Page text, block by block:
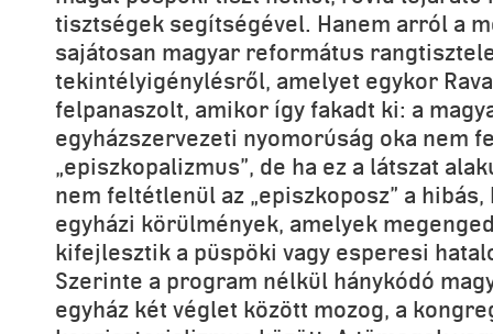
tisztségek segítségével. Hanem arról a
sajátosan magyar református
tekintélyigénylésről, amelyet egykor
felpanaszolt, amikor így fakadt ki: a
egyházszervezeti nyomorúság oka nem
„episzkopalizmus”, de ha ez a látszat
nem feltétlenül az „episzkoposz” a hibás,
egyházi körülmények, amelyek
kifejlesztik a püspöki vagy esperesi
Szerinte a program nélkül hánykódó
egyház két véglet között mozog, a